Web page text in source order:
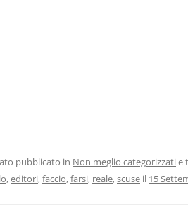
pubblicato in Non meglio categorizzatie
,editori,faccio,farsi, reale,scuse il 15